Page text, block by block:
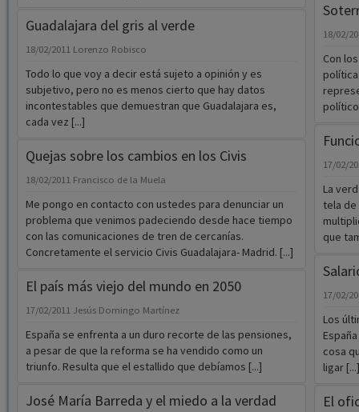
Guadalajara del gris al verde
18/02/2011 Lorenzo Robisco
Todo lo que voy a decir está sujeto a opinión y es
subjetivo, pero no es menos cierto que hay datos
incontestables que demuestran que Guadalajara es,
cada vez [...]
Quejas sobre los cambios en los Civis
18/02/2011 Francisco de la Muela
Me pongo en contacto con ustedes para denunciar un
problema que venimos padeciendo desde hace tiempo
con las comunicaciones de tren de cercanías.
Concretamente el servicio Civis Guadalajara- Madrid. [...]
El país más viejo del mundo en 2050
17/02/2011 Jesús Domingo Martínez
España se enfrenta a un duro recorte de las pensiones,
a pesar de que la reforma se ha vendido como un
triunfo. Resulta que el estallido que debíamos [...]
José María Barreda y el miedo a la verdad
18/02/
Con
17/02/
La
tela de
que
17/02/
Los
cosa
ligar [...]
El